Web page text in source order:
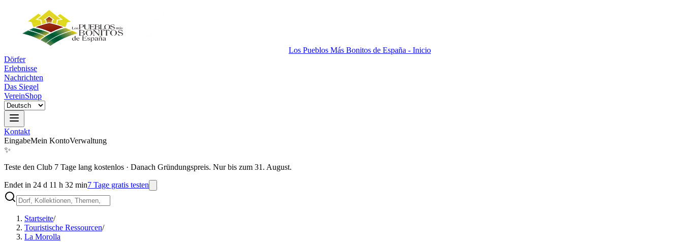
Los Pueblos Más Bonitos de España - Inicio
Dörfer
Erlebnisse
Nachrichten
Das Siegel
VereinShop
Kontakt
EingabeMein KontoVerwaltung
✨
Teste den Club 7 Tage lang kostenlos · Danach Gründungspreis. Nur bis zum 31. August.
Endet in 24 d 11 h 32 min7 Tage gratis testen
Startseite/
Touristische Ressourcen/
La Morolla